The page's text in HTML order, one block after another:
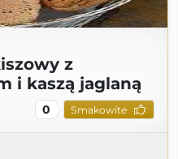
z
i kaszą jaglaną
0 Smakowite